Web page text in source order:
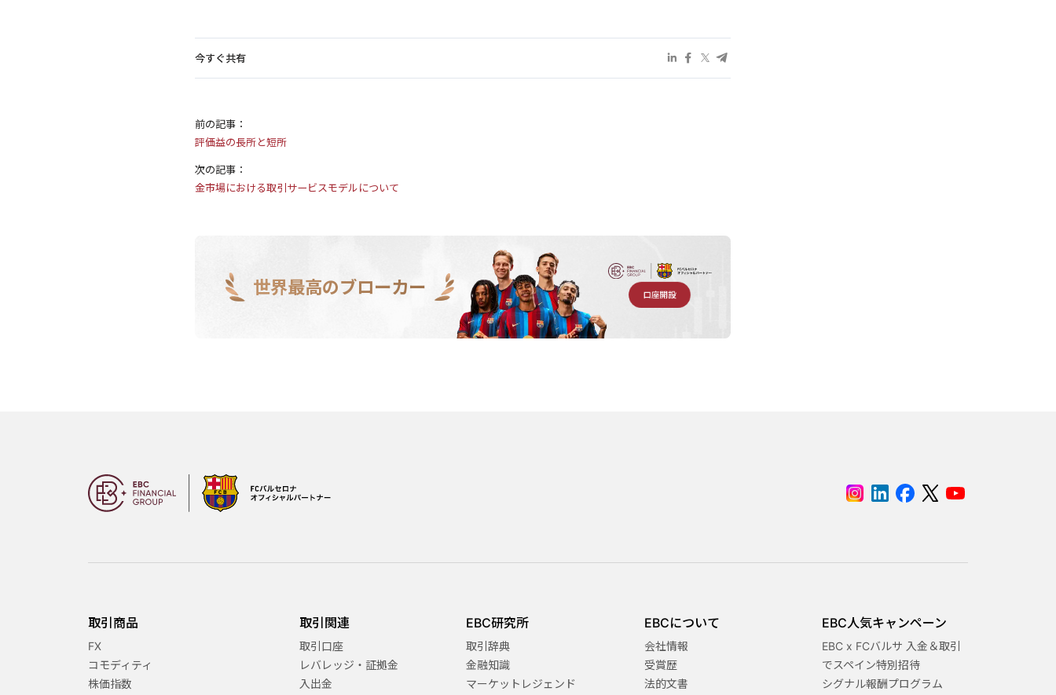
今すぐ共有
前の記事：
評価益の長所と短所
次の記事：
金市場における取引サービスモデルについて
世界最高のブローカー 口座開設
取引商品
FX
コモディティ
株価指数
取引関連
取引口座
レバレッジ・証拠金
入出金
EBC研究所
取引辞典
金融知識
マーケットレジェンド
EBCについて
会社情報
受賞歴
法的文書
EBC人気キャンペーン
EBC x FCバルサ 入金＆取引
でスペイン特別招待
シグナル報酬プログラム